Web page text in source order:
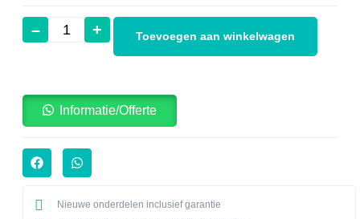
– + Toevoegen aan winkelwagen
Informatie/Offerte
Nieuwe onderdelen inclusief garantie